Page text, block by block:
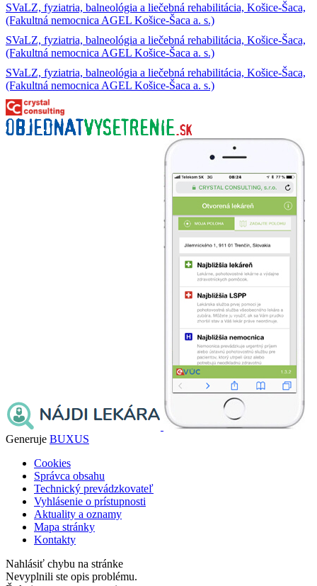
SVaLZ, fyziatria, balneológia a liečebná rehabilitácia, Košice-Šaca,
(Fakultná nemocnica AGEL Košice-Šaca a. s.)
SVaLZ, fyziatria, balneológia a liečebná rehabilitácia, Košice-Šaca,
(Fakultná nemocnica AGEL Košice-Šaca a. s.)
SVaLZ, fyziatria, balneológia a liečebná rehabilitácia, Košice-Šaca,
(Fakultná nemocnica AGEL Košice-Šaca a. s.)
Generuje BUXUS
Cookies
Správca obsahu
Technický prevádzkovateľ
Vyhlásenie o prístupnosti
Aktuality a oznamy
Mapa stránky
Kontakty
Nahlásiť chybu na stránke
Nevyplnili ste opis problému.